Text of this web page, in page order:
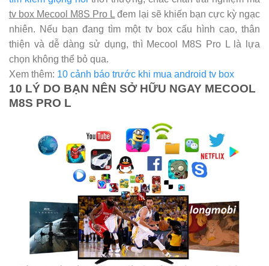
tv box Mecool M8S Pro L đem lại sẽ khiến bạn cực kỳ ngạc
nhiên. Nếu bạn đang tìm một tv box cấu hình cao, thân
thiện và dễ dàng sử dụng, thì Mecool M8S Pro L là lựa
chọn không thể bỏ qua.
Xem thêm: 10 cảnh báo trước khi mua android tv box
10 LÝ DO BẠN NÊN SỞ HỮU NGAY MECOOL
M8S PRO L